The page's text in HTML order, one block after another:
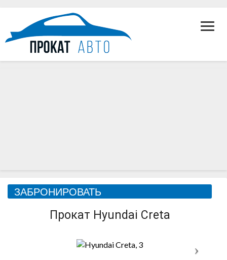
Hyundai
Creta
ЗАБРОНИРОВАТЬ
Прокат Hyundai Creta